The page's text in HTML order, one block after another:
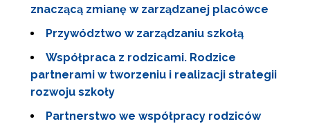
znaczącą zmianę w zarządzanej placówce
Przywództwo w zarządzaniu szkołą
Współpraca z rodzicami. Rodzice
partnerami w tworzeniu i realizacji strategii
rozwoju szkoły
Partnerstwo we współpracy rodziców